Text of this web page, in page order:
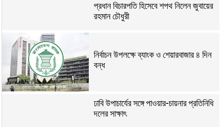
প্রধান বিচারপতি হিসেবে শপথ নিলেন জুবায়ের
রহমান চৌধুরী
নির্বাচন উপলক্ষে ব্যাংক ও শেয়ারবাজার ৪ দিন
বন্ধ
ঢাবি উপাচার্যের সঙ্গে পাওয়ার-চায়নার প্রতিনিধি
দলের সাক্ষাৎ